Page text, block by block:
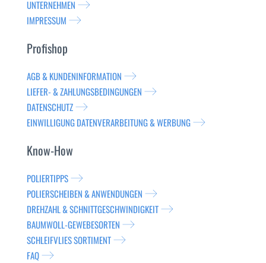
UNTERNEHMEN
IMPRESSUM
Profishop
AGB & KUNDENINFORMATION
LIEFER- & ZAHLUNGSBEDINGUNGEN
DATENSCHUTZ
EINWILLIGUNG DATENVERARBEITUNG & WERBUNG
Know-How
POLIERTIPPS
POLIERSCHEIBEN & ANWENDUNGEN
DREHZAHL & SCHNITTGESCHWINDIGKEIT
BAUMWOLL-GEWEBESORTEN
SCHLEIFVLIES SORTIMENT
FAQ